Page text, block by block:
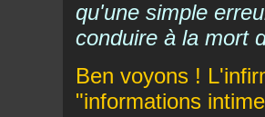
qu'une simple
conduire à la mort
Ben voyons !
"informations